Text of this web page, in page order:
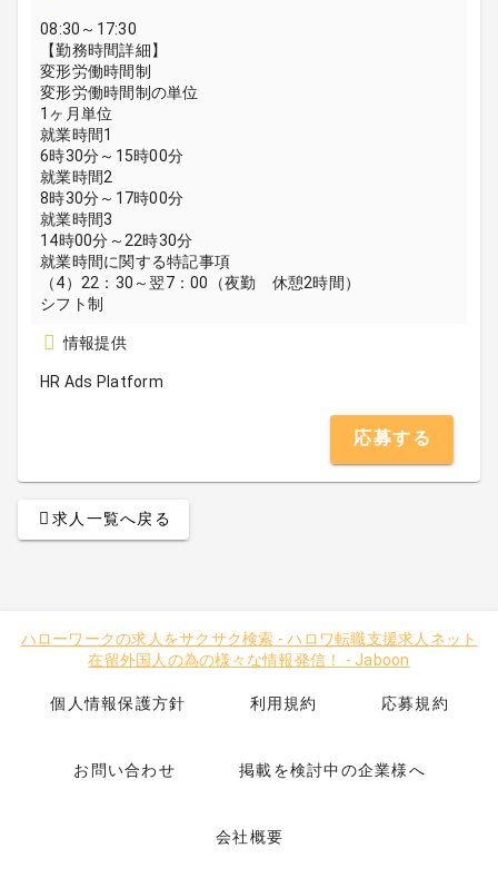
08:30～17:30
【勤務時間詳細】
変形労働時間制
変形労働時間制の単位
1ヶ月単位
就業時間1
6時30分～15時00分
就業時間2
8時30分～17時00分
就業時間3
14時00分～22時30分
就業時間に関する特記事項
（4）22：30～翌7：00（夜勤 休憩2時間）
シフト制
情報提供
HR Ads Platform
応募する
求人一覧へ戻る
ハローワークの求人をサクサク検索 -ハロワ転職支援求人ネット
在留外国人の為の様々な情報発信！
- Jaboon
個人情報保護方針 利用規約 応募規約
お問い合わせ 掲載を検討中の企業様へ
会社概要